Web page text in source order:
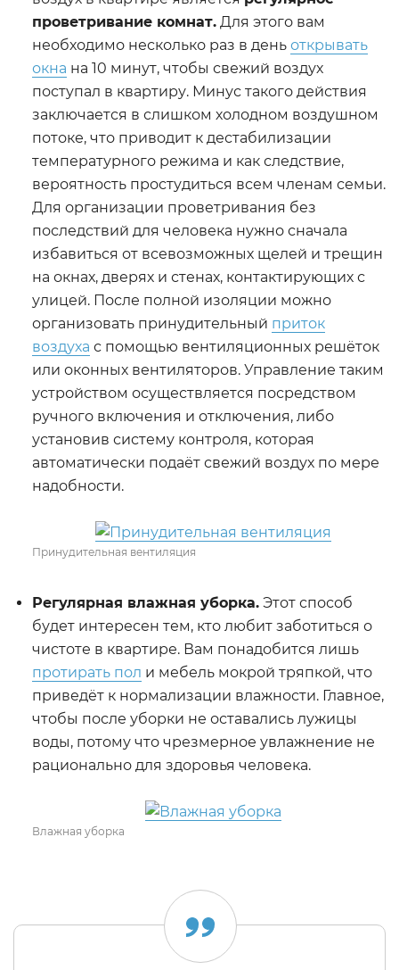
проветривание комнат. Для этого вам
необходимо несколько раз в день открывать
окна на 10 минут, чтобы свежий воздух
поступал в квартиру. Минус такого действия
заключается в слишком холодном воздушном
потоке, что приводит к дестабилизации
температурного режима и как следствие,
вероятность простудиться всем членам семьи.
Для организации проветривания без
последствий для человека нужно сначала
избавиться от всевозможных щелей и трещин
на окнах, дверях и стенах, контактирующих с
улицей. После полной изоляции можно
организовать принудительный приток
воздуха с помощью вентиляционных решёток
или оконных вентиляторов. Управление таким
устройством осуществляется посредством
ручного включения и отключения, либо
установив систему контроля, которая
автоматически подаёт свежий воздух по мере
надобности.
Принудительная вентиляция
Регулярная влажная уборка. Этот способ
будет интересен тем, кто любит заботиться о
чистоте в квартире. Вам понадобится лишь
протирать пол и мебель мокрой тряпкой, что
приведёт к нормализации влажности. Главное,
чтобы после уборки не оставались лужицы
воды, потому что чрезмерное увлажнение не
рационально для здоровья человека.
Влажная уборка